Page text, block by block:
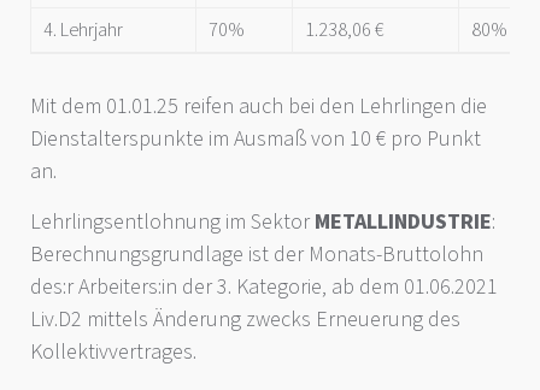
4. Lehrjahr
70% 1.238,06 € 80%
Mit dem 01.01.25 reifen auch bei den Lehrlingen die
Dienstalterspunkte im Ausmaß von 10 € pro Punkt
an.
Lehrlingsentlohnung im Sektor METALLINDUSTRIE:
Berechnungsgrundlage ist der Monats-Bruttolohn
des:r Arbeiters:in der 3. Kategorie, ab dem 01.06.2021
Liv.D2 mittels Änderung zwecks Erneuerung des
Kollektivvertrages.